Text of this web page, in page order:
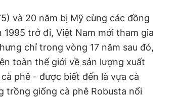
và 20 năm bị Mỹ cùng các đồng
trở đi, Việt Nam mới tham gia
chỉ trong vòng 17 năm sau đó,
toàn thế giới về sản lượng xuất
phê - được biết đến là vựa cà
trồng giống cà phê Robusta nổi